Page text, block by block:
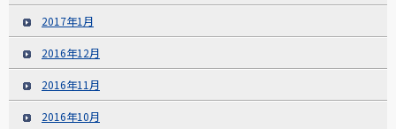
2017年1月
2016年12月
2016年11月
2016年10月